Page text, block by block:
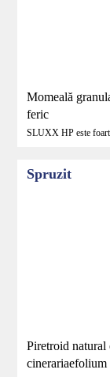
Momeală
feric
SLUXX HP este
Spruzit
Piretroid natural
cinerariaefolium